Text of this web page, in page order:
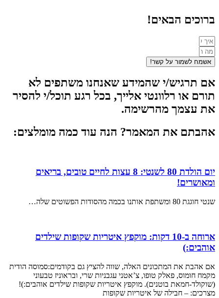
ברוכים הבאים!
אשמח לשמור על קשר!
אם תרגיש/י שהמידע שאנחנו משתפים לא
תורם או רלוונטי אלייך, בכל רגע תוכל/י להסיר
את עצמך מהרשימה.
אהבתם את המאמר? הנה עוד כמה מומלצים:
יום הולדת 80 לשנטי: 8 עצות לחיים טובים, בריאים
ומאושרים!
שנטי חוגגת 80 ומשתפת אותנו בכמה מהסודות הפשוטים שלה…
ארוחה ב-10 דקות: מוקפץ איטריות שקופות שילדים
אוהבים:)
אם אהבת את המתכונים האלה, שווה להציץ גם בקודמים:סמוסה הודית
מקמח חומוס, פאלק טופו, צ’אטני עגבניות שרי, ובראוניז טבעוני
(שוקולד-חמאת בוטנים). מוקפץ איטריות שקופות שילדים אוהבים:)!
מצרכים: – חבילה של איטריות שקופות